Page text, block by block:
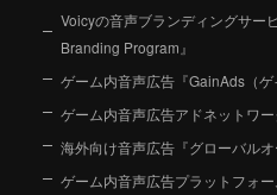
Voicyの音声ブランディングサー
Branding Program』
ゲーム内音声広告『GainAds（ゲ
ゲーム内音声広告アドネットワ
海外向け音声広告『グローバル
ゲーム内音声広告プラットフォー